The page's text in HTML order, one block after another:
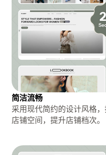
简洁流畅
采用现代简约的设计风格
店铺空间，提升店铺档次。